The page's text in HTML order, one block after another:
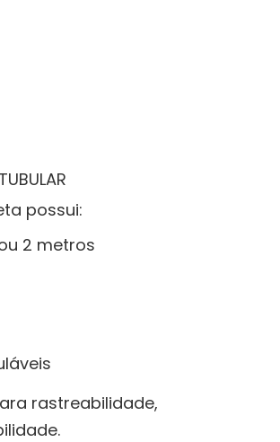
possui:
2 metros
rastreabilidade,